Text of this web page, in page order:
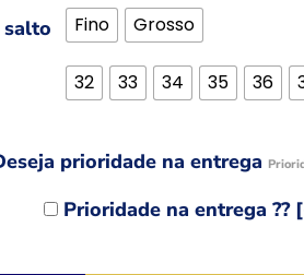
salto Fino Grosso
32 33 34 35 36
prioridade na entrega
Prioridade na entrega ??